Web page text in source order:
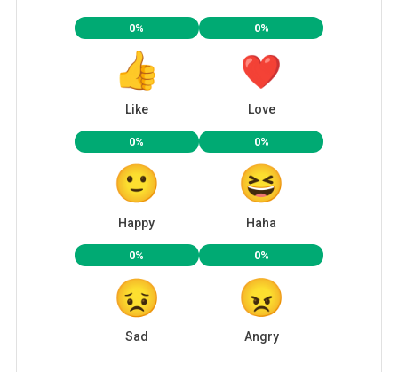
0%
Like
0%
Love
0%
Happy
0%
Haha
0%
Sad
0%
Angry